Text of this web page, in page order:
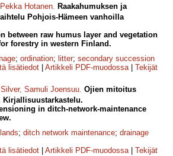
Hotanen. Raakahumuksen ja
Pohjois-Hämeen vanhoilla
between raw humus layer and vegetation
forestry in western Finland.
; ordination; litter; secondary succession
lisätiedot Artikkeli PDF-muodossa| Tekijät
, Samuli Joensuu. Ojien mitoitus
Kirjallisuustarkastelu.
in ditch-network-maintenance
; ditch network maintenance; drainage
lisätiedot Artikkeli PDF-muodossa| Tekijät